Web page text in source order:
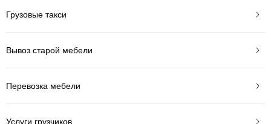
Грузовые такси
Вывоз старой мебели
Перевозка мебели
Услуги грузчиков